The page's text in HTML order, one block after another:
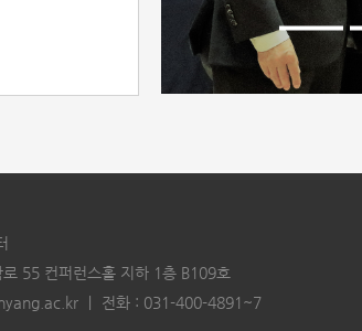
55 컨퍼런스홀 지하 1층 B109호
전화 : 031-400-4891~7